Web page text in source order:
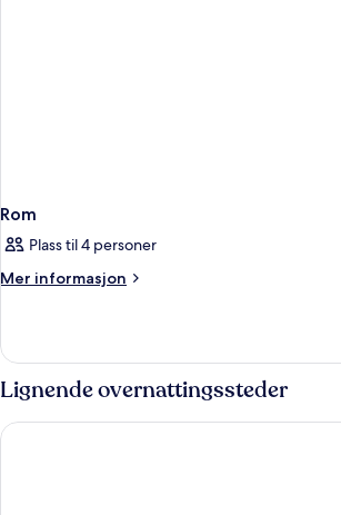
Rom
Plass til 4 personer
Mer informasjon
Mer
Lignende overnattingssteder
Port Benidorm Hotel & Spa – 4**** Superior